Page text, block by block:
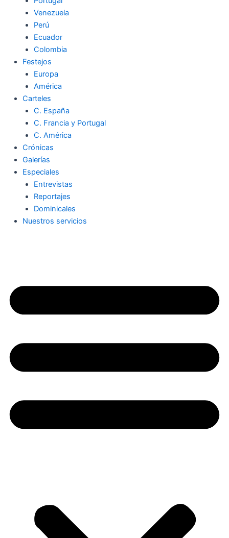
Venezuela
Perú
Ecuador
Colombia
Festejos
Europa
América
Carteles
C. España
C. Francia y Portugal
C. América
Crónicas
Galerías
Especiales
Entrevistas
Reportajes
Dominicales
Nuestros servicios